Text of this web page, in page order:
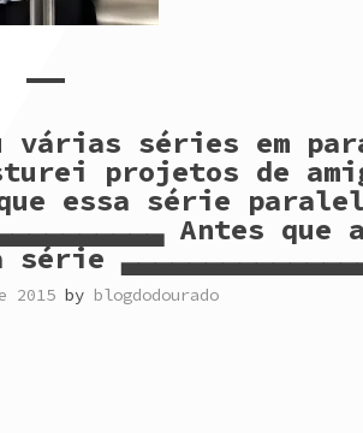
várias séries em
projetos de
essa série
Antes que
2015 by blogdodourado